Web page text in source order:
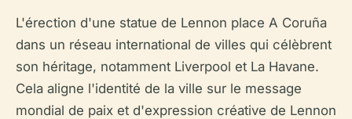
L'érection d'une statue de Lennon place A Coruña
dans un réseau international de villes qui célèbrent
son héritage, notamment Liverpool et La Havane.
Cela aligne l'identité de la ville sur le message
mondial de paix et d'expression créative de Lennon